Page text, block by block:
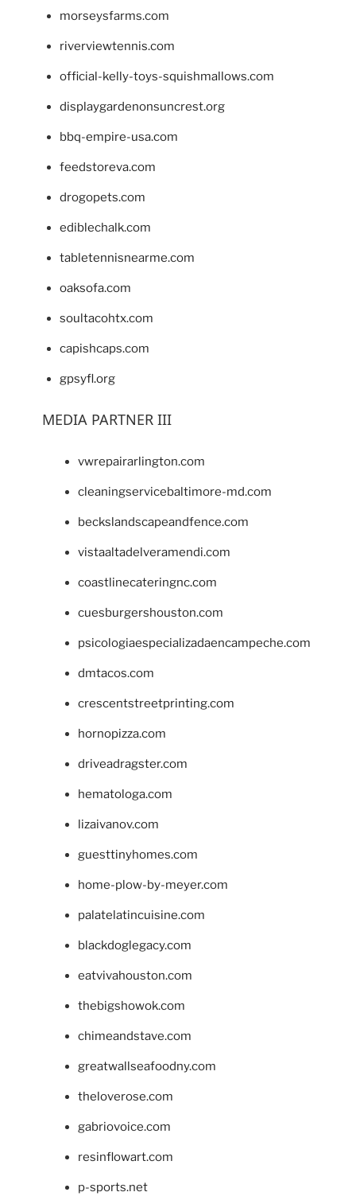
morseysfarms.com
riverviewtennis.com
official-kelly-toys-squishmallows.com
displaygardenonsuncrest.org
bbq-empire-usa.com
feedstoreva.com
drogopets.com
ediblechalk.com
tabletennisnearme.com
oaksofa.com
soultacohtx.com
capishcaps.com
gpsyfl.org
MEDIA PARTNER III
vwrepairarlington.com
cleaningservicebaltimore-md.com
beckslandscapeandfence.com
vistaaltadelveramendi.com
coastlinecateringnc.com
cuesburgershouston.com
psicologiaespecializadaencampeche.com
dmtacos.com
crescentstreetprinting.com
hornopizza.com
driveadragster.com
hematologa.com
lizaivanov.com
guesttinyhomes.com
home-plow-by-meyer.com
palatelatincuisine.com
blackdoglegacy.com
eatvivahouston.com
thebigshowok.com
chimeandstave.com
greatwallseafoodny.com
theloverose.com
gabriovoice.com
resinflowart.com
p-sports.net